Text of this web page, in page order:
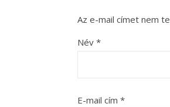
Az e-mail címet nem
Név *
E-mail cím *